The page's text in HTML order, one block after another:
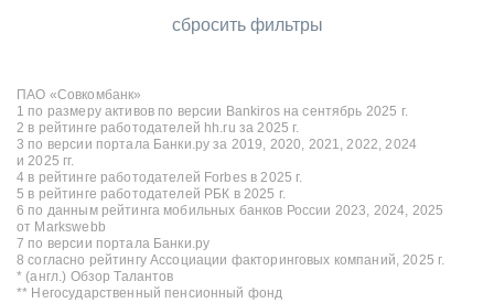
сбросить фильтры
ПАО «Совкомбанк»
1 по размеру активов по версии Bankiros на сентябрь 2025 г.
2 в рейтинге работодателей hh.ru за 2025 г.
3 по версии портала Банки.ру за 2019, 2020, 2021, 2022, 2024
и 2025 гг.
4 в рейтинге работодателей Forbes в 2025 г.
5 в рейтинге работодателей РБК в 2025 г.
6 по данным рейтинга мобильных банков России 2023, 2024, 2025
от Markswebb
7 по версии портала Банки.ру
8 согласно рейтингу Ассоциации факторинговых компаний, 2025 г.
* (англ.) Обзор Талантов
** Негосударственный пенсионный фонд